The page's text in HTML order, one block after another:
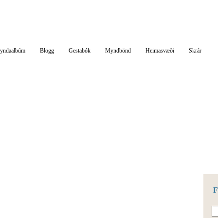
Blogg Gestabók Myndbönd Heimasvæði Skrár